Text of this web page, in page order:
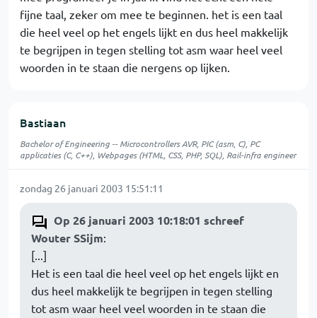
fijne taal, zeker om mee te beginnen. het is een taal
die heel veel op het engels lijkt en dus heel makkelijk
te begrijpen in tegen stelling tot asm waar heel veel
woorden in te staan die nergens op lijken.
Bastiaan
Bachelor of Engineering -- Microcontrollers AVR, PIC (asm, C), PC
applicaties (C, C++), Webpages (HTML, CSS, PHP, SQL), Rail-infra engineer
zondag 26 januari 2003 15:51:11
Op 26 januari 2003 10:18:01 schreef
Wouter SSijm:
[...]
Het is een taal die heel veel op het engels lijkt en
dus heel makkelijk te begrijpen in tegen stelling
tot asm waar heel veel woorden in te staan die